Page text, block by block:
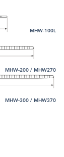
MHW-200 / MHW270
MHW-100L
MHW-300 / MHW370